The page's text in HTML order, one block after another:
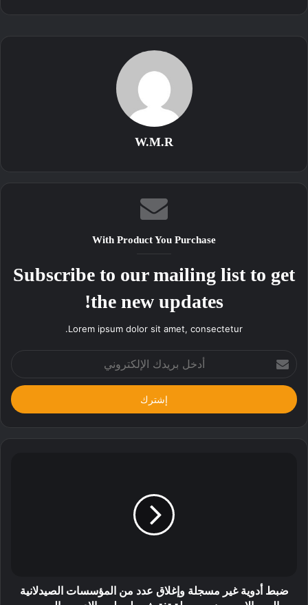
W.M.R
With Product You Purchase
Subscribe to our mailing list to get
the new updates!
Lorem ipsum dolor sit amet, consectetur.
بريدك
الإلكتروني
ضبط أدوية غير مسجلة وإغلاق عدد من المؤسسات الصيدلانية